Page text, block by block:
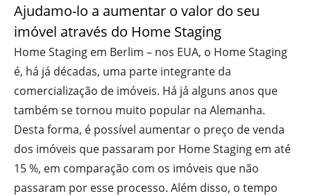
Ajudamo-lo a aumentar o valor do seu
imóvel através do Home Staging
Home Staging em Berlim – nos EUA, o Home Staging
é, há já décadas, uma parte integrante da
comercialização de imóveis. Há já alguns anos que
também se tornou muito popular na Alemanha.
Desta forma, é possível aumentar o preço de venda
dos imóveis que passaram por Home Staging em até
15 %, em comparação com os imóveis que não
passaram por esse processo. Além disso, o tempo